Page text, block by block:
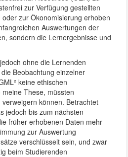
zur Verfügung gestellten
zur Ökonomisierung erhoben
Auswertungen der
sondern die Lernergebnisse und
ohne die Lernenden
die Beobachtung einzelner
keine ethischen
These, müssten
können. Betrachtet
jedoch bis zum nächsten
früher erhobenen Daten mehr
zur Auswertung
verschlüsselt sein, und zwar
beim Studierenden